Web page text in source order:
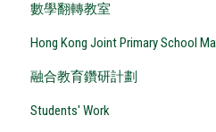
數學翻轉教室
Hong Kong Joint Primary School
融合教育鑽研計劃
Students' Work